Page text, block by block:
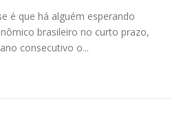
é que há alguém esperando
brasileiro no curto prazo,
consecutivo o...